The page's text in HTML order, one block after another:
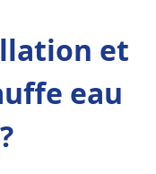
et
eau